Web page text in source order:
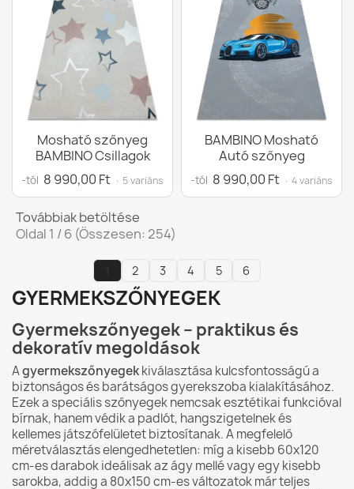
Mosható szőnyeg
BAMBINO Csillagok
-tól 8 990,00 Ft · 5 variáns
BAMBINO Mosható
Autó szőnyeg
-tól 8 990,00 Ft · 4 variáns
Továbbiak betöltése
Oldal 1 / 6 (Összesen: 254)
2 3 4 5 6
GYERMEKSZŐNYEGEK
Gyermekszőnyegek – praktikus és
dekoratív megoldások
Agyermekszőnyegekkiválasztása kulcsfontosságú a
biztonságos és barátságos gyerekszoba kialakításához.
Ezek a speciális szőnyegek nemcsak esztétikai funkcióval
bírnak, hanem védik a padlót, hangszigetelnek és
kellemes játszófelületet biztosítanak. A megfelelő
méretválasztás elengedhetetlen: míg a kisebb 60x120
cm-es darabok ideálisak az ágy mellé vagy egy kisebb
sarokba, addig a 80x150 cm-es változatok már teljes